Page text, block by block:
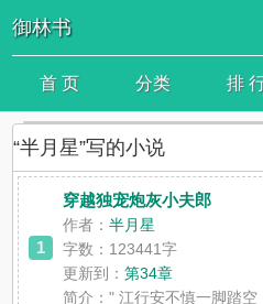
御林书
首 页 分类 排
“半月星”写的小说
1
穿越独宠炮灰小夫郎
作者：半月星
字数：123441字
更新到：第34章
简介：" 江行安不慎一脚踏